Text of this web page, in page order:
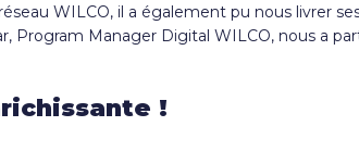
WILCO, il a également pu nous livrer
Program Manager Digital WILCO, nous a
!